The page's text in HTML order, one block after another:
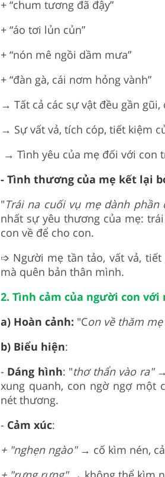
+ “chum tương đã đậy”
+ “áo tơi lủn củn”
+ “nón mê ngồi dầm mưa”
+ “đàn gà, cái nơm hỏng vành”
→ Tất cả các sự vật đều gần
→ Sự vất vả, tích cóp, tiết kiệm
→ Tình yêu của mẹ đối với con
- Tình thương của mẹ kết lại
"Trái na cuối vụ mẹ dành phần
nhất sự yêu thương của mẹ:
con về để cho con.
➩ Người mẹ tần tảo, vất vả,
mà quên bản thân mình.
2. Tình cảm của người con với
a) Hoàn cảnh: "Con về thăm
b) Biểu hiện:
- Dáng hình: "thơ thẩn vào ra"
xung quanh, con ngờ ngợ một
nét thương.
- Cảm xúc:
+ "nghẹn ngào" → cố kìm nén,